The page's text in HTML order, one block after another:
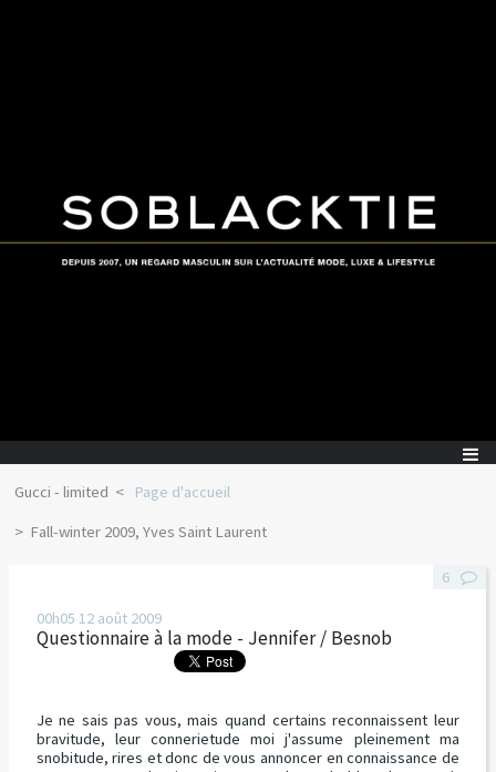
Gucci - limited
Page d'accueil
Fall-winter 2009, Yves Saint Laurent
00h05 12 août 2009
Questionnaire à la mode - Jennifer / Besnob
Je ne sais pas vous, mais quand certains reconnaissent leur
bravitude, leur connerietude moi j'assume pleinement ma
snobitude, rires et donc de vous annoncer en connaissance de
6